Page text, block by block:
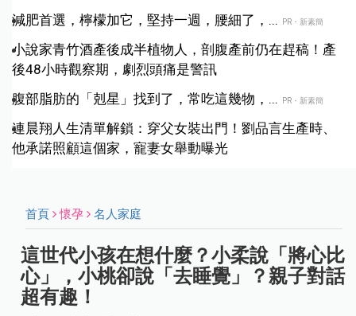
減肥首選，檸檬加它，堅持一週，腰細了，...
PR・新素簡
小說家青竹酒產後成半植物人，剖腹產前仍在趕稿！產
後48小時觀察期，劇烈頭痛是警訊
腹部脂肪的「剋星」找到了，常吃這幾物，...
PR・新素簡
連晨翔人生清單解鎖：穿父女裝出門！劉品言生產時、
他承諾照顧這個家，寵妻女舉動曝光
首頁 懷孕 名人家庭
這世代小孩在想什麼？小柔說「將心比
心」，小桃卻說「去睡覺」？親子對話
超有趣！